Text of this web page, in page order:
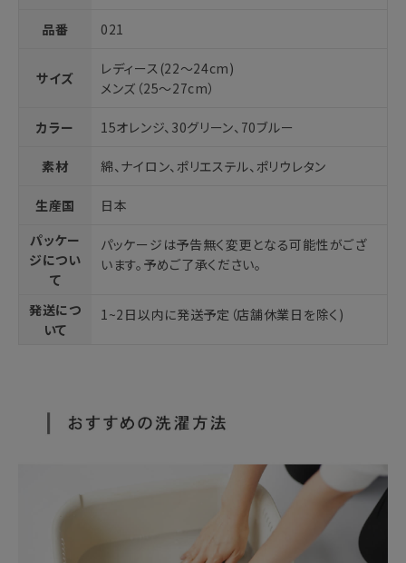
品番 021
サイズ
レディース(22～24cm)
メンズ（25～27cm）
カラー 15オレンジ、30グリーン、70ブルー
素材 綿、ナイロン、ポリエステル、ポリウレタン
生産国
日本
パッケー
ジについ
て
パッケージは予告無く変更となる可能性がござ
います。予めご了承ください。
発送につ
いて
1~2日以内に発送予定（店舗休業日を除く)